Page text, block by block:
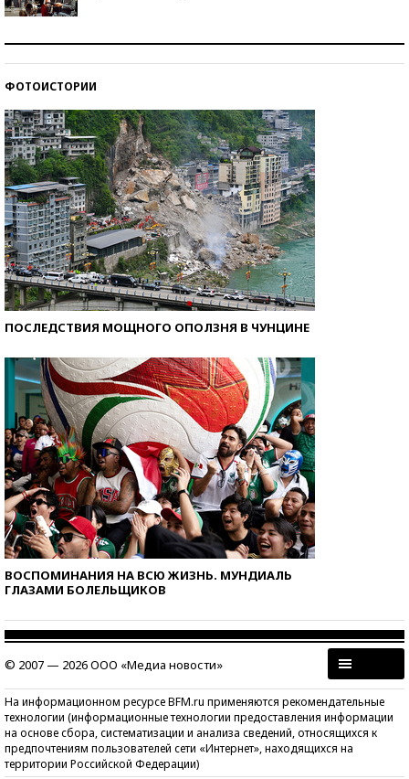
ФОТОИСТОРИИ
ПОСЛЕДСТВИЯ МОЩНОГО ОПОЛЗНЯ В ЧУНЦИНЕ
ВОСПОМИНАНИЯ НА ВСЮ ЖИЗНЬ. МУНДИАЛЬ
ГЛАЗАМИ БОЛЕЛЬЩИКОВ
© 2007 — 2026 ООО «Медиа новости»
На информационном ресурсе BFM.ru применяются рекомендательные
технологии (информационные технологии предоставления информации
на основе сбора, систематизации и анализа сведений, относящихся к
предпочтениям пользователей сети «Интернет», находящихся на
территории Российской Федерации)